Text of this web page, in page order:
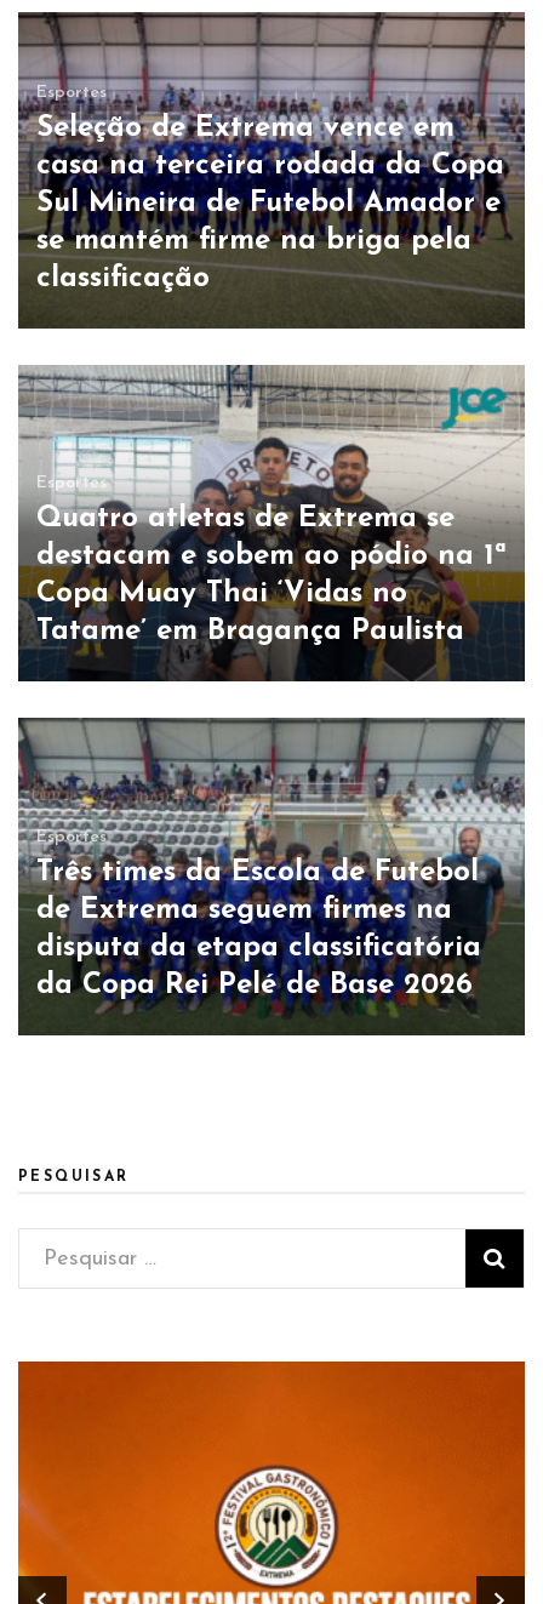
Esportes
Seleção de Extrema vence em
casa na terceira rodada da Copa
Sul Mineira de Futebol Amador e
se mantém firme na briga pela
classificação
Esportes
Quatro atletas de Extrema se
destacam e sobem ao pódio na 1ª
Copa Muay Thai ‘Vidas no
Tatame’ em Bragança Paulista
Esportes
Três times da Escola de Futebol
de Extrema seguem firmes na
disputa da etapa classificatória
da Copa Rei Pelé de Base 2026
PESQUISAR
Pesquisar
por: